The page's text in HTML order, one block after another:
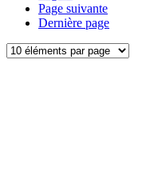
Page suivante
Dernière page